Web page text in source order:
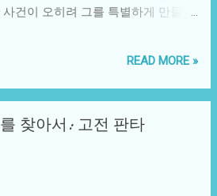
초의 부유한 동네에 사는 이들은
서는 많은 사람들이 힘든 경제적 압
을 심화시키는 원인이 되고 있다.
과 같은 혁신적인 기술들이 부동산
한 거래와 공정한 가격 설정이 가능
, 집값 변동에 대한 정보를 실시간으
건이 오히려 그를 특별하게 만들었
는 뛰어다니는 일은 할 수 없었지
굴려서 이리저리 기어 다니는 법을
에는 그를 불쌍히 여기며 도와주려
만드는 모습으로 변화했다. 사람들
라보며 소중한 지혜를 얻었다. 이 댕
이야기는 곧 SNS에서 입소문을 타
READ MORE »
찾아서: 고전 판타